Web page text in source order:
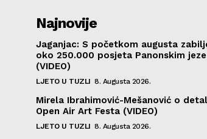
Najnovije
Jaganjac: S početkom augusta
oko 250.000 posjeta Panonskim
(VIDEO)
LJETO U TUZLI 8. Augusta 2026.
Mirela Ibrahimović-Mešanović o
Open Air Art Festa (VIDEO)
LJETO U TUZLI 8. Augusta 2026.